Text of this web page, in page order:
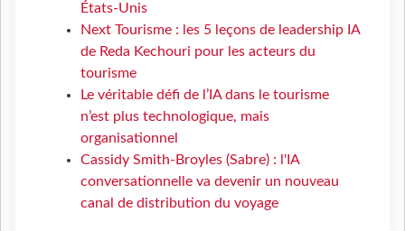
États-Unis
Next Tourisme : les 5 leçons de leadership IA
de Reda Kechouri pour les acteurs du
tourisme
Le véritable défi de l’IA dans le tourisme
n’est plus technologique, mais
organisationnel
Cassidy Smith-Broyles (Sabre) : l'IA
conversationnelle va devenir un nouveau
canal de distribution du voyage